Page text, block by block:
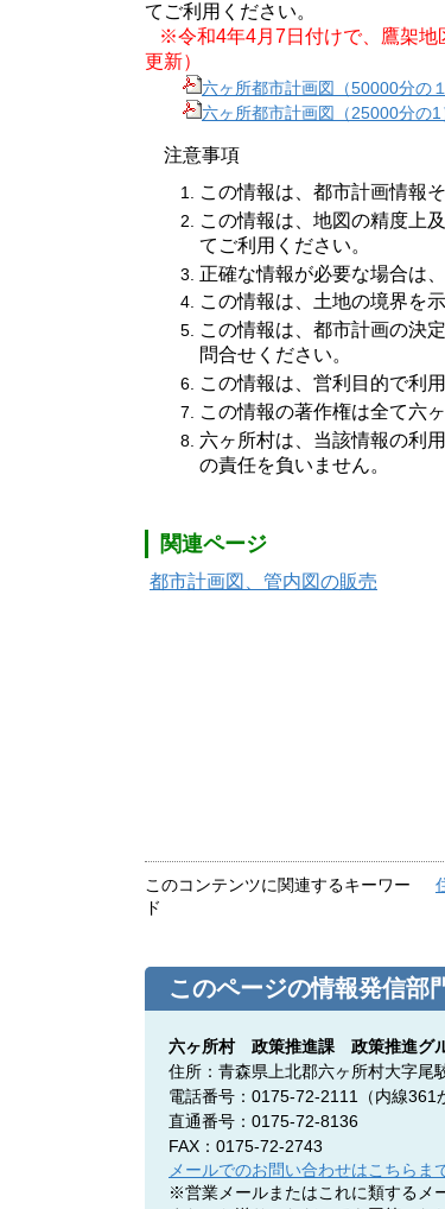
てご利用ください。
※令和4年4月7日付けで、鷹架地
更新）
六ヶ所都市計画図（50000分の
六ヶ所都市計画図（25000分の
注意事項
この情報は、都市計画情報
この情報は、地図の精度上
てご利用ください。
正確な情報が必要な場合は
この情報は、土地の境界を
この情報は、都市計画の決
問合せください。
この情報は、営利目的で利
この情報の著作権は全て六
六ヶ所村は、当該情報の利
の責任を負いません。
関連ページ
都市計画図、管内図の販売
このコンテンツに関連するキーワー
ド
このページの情報発信部
六ヶ所村 政策推進課 政策推進グ
住所：青森県上北郡六ヶ所村大字尾
電話番号：0175-72-2111
（内線361
直通番号：0175-72-8136
FAX：0175-72-2743
メールでのお問い合わせはこちらま
※営業メールまたはこれに類するメ